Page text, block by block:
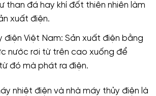
than đá hay khí đốt thiên nhiên làm
xuất điện.
điện Việt Nam: Sản xuất điện bằng
nước rơi từ trên cao xuống để
đó mà phát ra điện.
nhiệt điện và nhà máy thủy điện là